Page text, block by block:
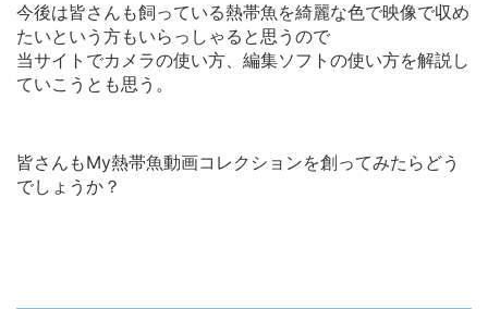
今後は皆さんも飼っている熱帯魚を綺麗な色で映像で収め
たいという方もいらっしゃると思うので
当サイトでカメラの使い方、編集ソフトの使い方を解説し
ていこうとも思う。
皆さんもMy熱帯魚動画コレクションを創ってみたらどう
でしょうか？